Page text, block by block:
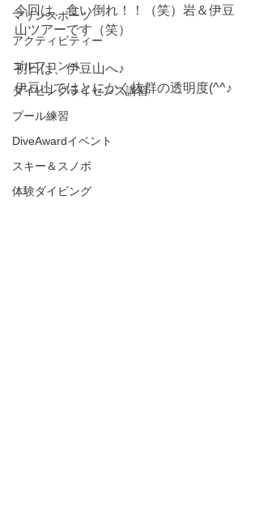
マリンスポーツ
アクティビティー
ゴルフコンペ
ダイビングライセンス講習
プール練習
DiveAwardイベント
スキー＆スノボ
体験ダイビング
今回は、食い倒れ！！（笑）岩＆伊豆
山ツアーです（笑）
初日は、伊豆山へ♪
伊豆山ではとにかく抜群の透明度(^^♪